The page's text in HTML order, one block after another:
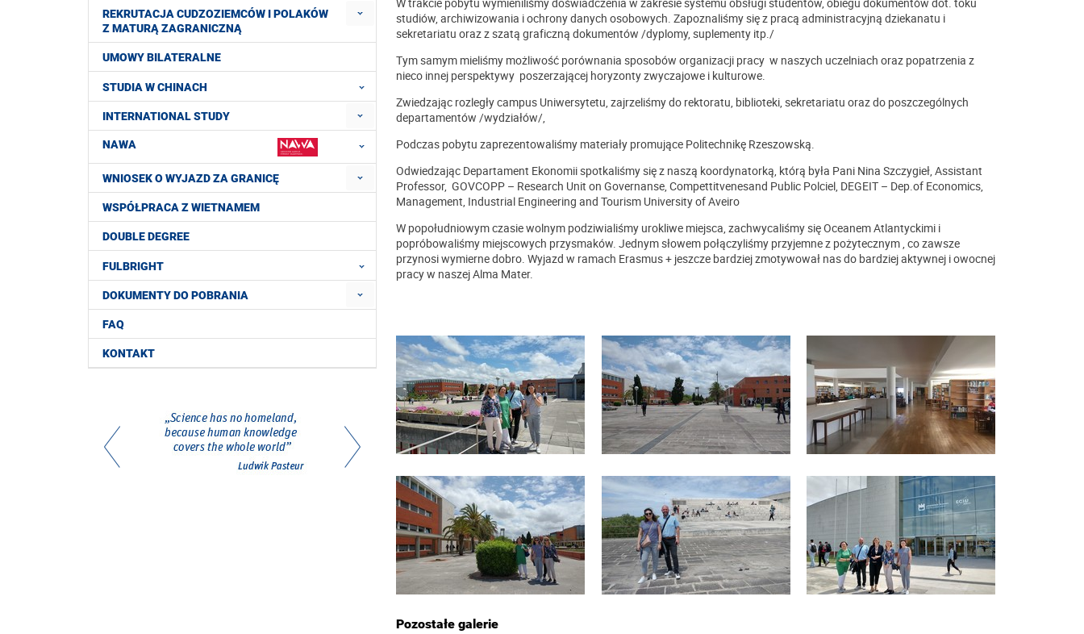
REKRUTACJA CUDZOZIEMCÓW I POLAKÓW
Z MATURĄ ZAGRANICZNĄ
UMOWY BILATERALNE
STUDIA W CHINACH
INTERNATIONAL STUDY
NAWA
WNIOSEK O WYJAZD ZA GRANICĘ
WSPÓŁPRACA Z WIETNAMEM
DOUBLE DEGREE
FULBRIGHT
DOKUMENTY DO POBRANIA
FAQ
KONTAKT
studiów, archiwizowania i ochrony danych osobowych. Zapoznaliśmy się z pracą administracyjną dziekanatu i
sekretariatu oraz z szatą graficzną dokumentów /dyplomy, suplementy itp./
Tym samym mieliśmy możliwość porównania sposobów organizacji pracy w naszych uczelniach oraz popatrzenia z
nieco innej perspektywy poszerzającej horyzonty zwyczajowe i kulturowe.
Zwiedzając rozległy campus Uniwersytetu, zajrzeliśmy do rektoratu, biblioteki, sekretariatu oraz do poszczególnych
departamentów /wydziałów/,
Podczas pobytu zaprezentowaliśmy materiały promujące Politechnikę Rzeszowską.
Odwiedzając Departament Ekonomii spotkaliśmy się z naszą koordynatorką, którą była Pani Nina Szczygieł, Assistant
Professor, GOVCOPP – Research Unit on Governanse, Compettitvenesand Public Polciel, DEGEIT – Dep.of Economics,
Management, Industrial Engineering and Tourism University of Aveiro
W popołudniowym czasie wolnym podziwialiśmy urokliwe miejsca, zachwycaliśmy się Oceanem Atlantyckimi i
popróbowaliśmy miejscowych przysmaków. Jednym słowem połączyliśmy przyjemne z pożytecznym , co zawsze
przynosi wymierne dobro. Wyjazd w ramach Erasmus + jeszcze bardziej zmotywował nas do bardziej aktywnej i owocnej
pracy w naszej Alma Mater.
Pozostałe galerie